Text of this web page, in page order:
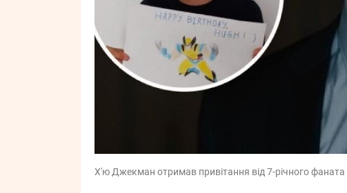
Х'ю Джекман отримав привітання від 7-річного